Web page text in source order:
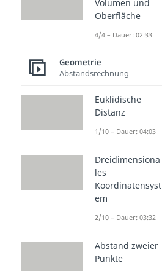
Volumen und
Oberfläche
4/4 – Dauer: 02:33
Geometrie
Abstandsrechnung
Euklidische
Distanz
1/10 – Dauer: 04:03
Dreidimensiona
les
Koordinatensyst
em
2/10 – Dauer: 03:32
Abstand zweier
Punkte